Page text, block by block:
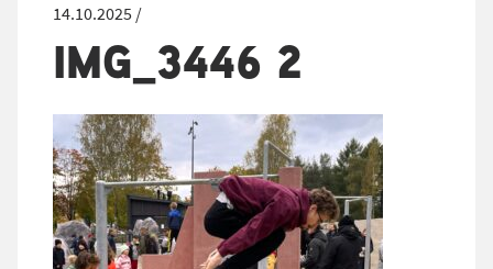
14.10.2025 /
IMG_3446 2